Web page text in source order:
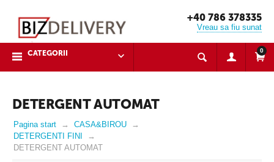
+40 786 378335
Vreau sa fiu sunat
CATEGORII 0
DETERGENT AUTOMAT
Pagina start
CASA&BIROU
DETERGENTI FINI
DETERGENT AUTOMAT